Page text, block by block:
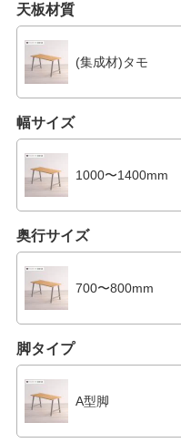
天板材質
(集成材)タモ
幅サイズ
1000〜1400mm
奥行サイズ
700〜800mm
脚タイプ
A型脚